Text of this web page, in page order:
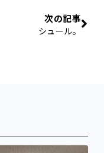
次の記事
シュール。